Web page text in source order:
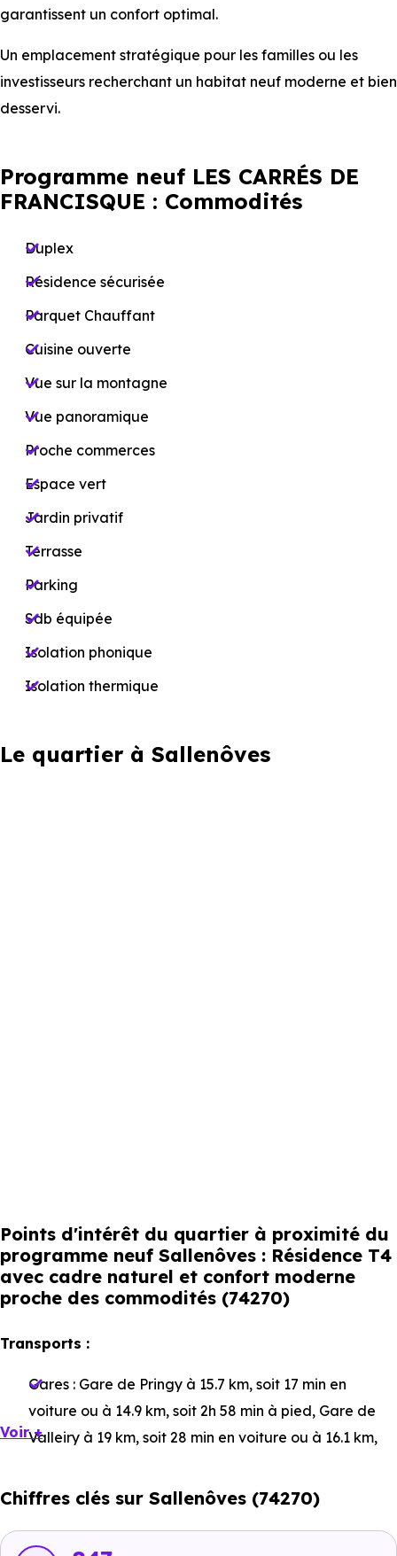
garantissent un confort optimal.
Un emplacement stratégique pour les familles ou les
investisseurs recherchant un habitat neuf moderne et bien
desservi.
Programme neuf LES CARRÉS DE
FRANCISQUE : Commodités
Duplex
Résidence sécurisée
Parquet Chauffant
Cuisine ouverte
Vue sur la montagne
Vue panoramique
Proche commerces
Espace vert
Jardin privatif
Terrasse
Parking
Sdb équipée
Isolation phonique
Isolation thermique
Le quartier à Sallenôves
Points d'intérêt du quartier à proximité du
programme neuf Sallenôves : Résidence T4
avec cadre naturel et confort moderne
proche des commodités (74270)
Transports :
Gares : Gare de Pringy à 15.7 km, soit 17 min en
voiture ou à 14.9 km, soit 2h 58 min à pied, Gare de
Valleiry à 19 km, soit 28 min en voiture ou à 16.1 km,
Bus :Sallenôves Chef-Lieuà 101 m, soit 0 min en
soit 1 min en voiture ou à 653 m, soit 8 min à pied
Voir +
Chiffres clés sur Sallenôves (74270)